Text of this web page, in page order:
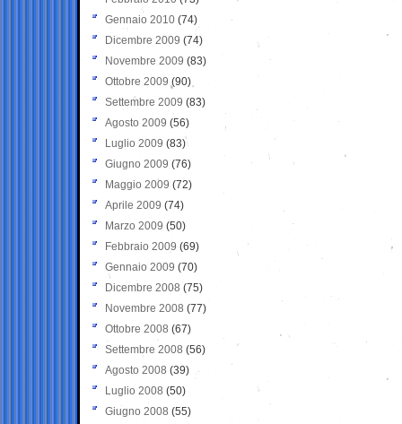
Gennaio 2010 (74)
Dicembre 2009 (74)
Novembre 2009 (83)
Ottobre 2009 (90)
Settembre 2009 (83)
Agosto 2009 (56)
Luglio 2009 (83)
Giugno 2009 (76)
Maggio 2009 (72)
Aprile 2009 (74)
Marzo 2009 (50)
Febbraio 2009 (69)
Gennaio 2009 (70)
Dicembre 2008 (75)
Novembre 2008 (77)
Ottobre 2008 (67)
Settembre 2008 (56)
Agosto 2008 (39)
Luglio 2008 (50)
Giugno 2008 (55)